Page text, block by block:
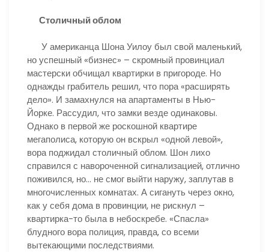
Столичный облом
У американца Шона Уилоу был свой маленький,
но успешный «бизнес» – скромный провинциал
мастерски обчищал квартирки в пригороде. Но
однажды грабитель решил, что пора «расширять
дело». И замахнулся на апартаменты в Нью-
Йорке. Рассудил, что замки везде одинаковы.
Однако в первой же роскошной квартире
мегаполиса, которую он вскрыл «одной левой»,
вора поджидал столичный облом. Шон лихо
справился с навороченной сигнализацией, отлично
поживился, но… не смог выйти наружу, заплутав в
многочисленных комнатах. А сигануть через окно,
как у себя дома в провинции, не рискнул –
квартирка-то была в небоскребе. «Спасла»
блудного вора полиция, правда, со всеми
вытекающими последствиями.